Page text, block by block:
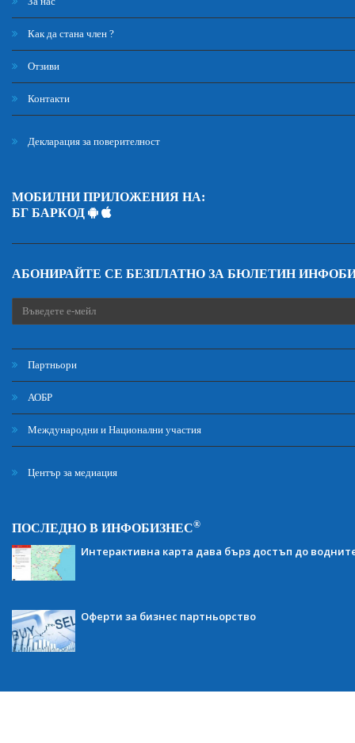
Как да стана член ?
Отзиви
Контакти
Декларация за поверителност
МОБИЛНИ ПРИЛОЖЕНИЯ НА:
БГ БАРКОД
АБОНИРАЙТЕ СЕ БЕЗПЛАТНО ЗА БЮЛЕТИН
Партньори
АОБР
Международни и Национални участия
Център за медиация
ПОСЛЕДНО В ИНФОБИЗНЕС®
Интерактивна карта дава бърз достъп до
Оферти за бизнес партньорство